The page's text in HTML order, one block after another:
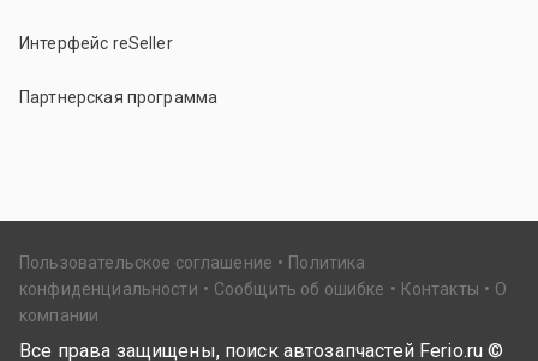
Интерфейс reSeller
Партнерская программа
Пользовательское соглашение
Политика
конфиденциальности
Сообщить об ошибке Контакты
О
компании
Все права защищены, поиск автозапчастей Ferio.ru ©